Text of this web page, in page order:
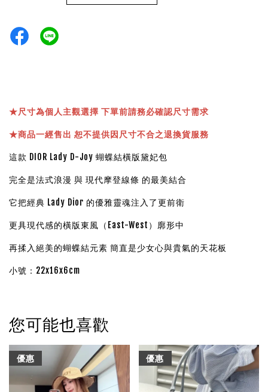
★尺寸為個人主觀選擇 下單前請務必確認尺寸需求
★商品一經售出 恕不提供因尺寸不合之退換貨服務
這款 DIOR Lady D-Joy 蝴蝶結橫版黛妃包
完全是法式浪漫 與 現代摩登線條 的最美結合
它把經典 Lady Dior 的優雅靈魂注入了更前衛
更具現代感的橫版東風（East-West）廓形中
再揉入絕美的蝴蝶結元素 簡直是少女心與貴氣的天花板
小號：22x16x6cm
您可能也喜歡
優惠 優惠